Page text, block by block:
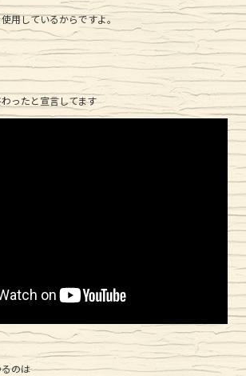
用しているからですよ。
ったと宣言してます
のは